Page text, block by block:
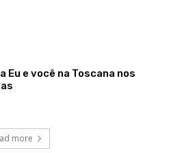
Eu e você na Toscana nos
more